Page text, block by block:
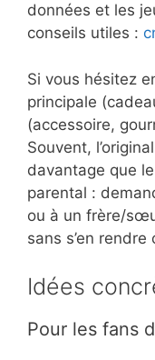
données et les
conseils utiles :
Si vous hésitez
principale
(accessoire,
Souvent,
davantage que
parental :
ou à un frère/
sans s’en rendre
Idées
Pour les fans